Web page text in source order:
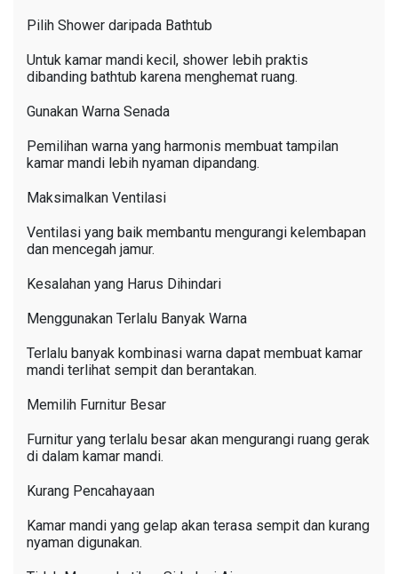
Pilih Shower daripada Bathtub
Untuk kamar mandi kecil, shower lebih praktis
dibanding bathtub karena menghemat ruang.
Gunakan Warna Senada
Pemilihan warna yang harmonis membuat tampilan
kamar mandi lebih nyaman dipandang.
Maksimalkan Ventilasi
Ventilasi yang baik membantu mengurangi kelembapan
dan mencegah jamur.
Kesalahan yang Harus Dihindari
Menggunakan Terlalu Banyak Warna
Terlalu banyak kombinasi warna dapat membuat kamar
mandi terlihat sempit dan berantakan.
Memilih Furnitur Besar
Furnitur yang terlalu besar akan mengurangi ruang gerak
di dalam kamar mandi.
Kurang Pencahayaan
Kamar mandi yang gelap akan terasa sempit dan kurang
nyaman digunakan.